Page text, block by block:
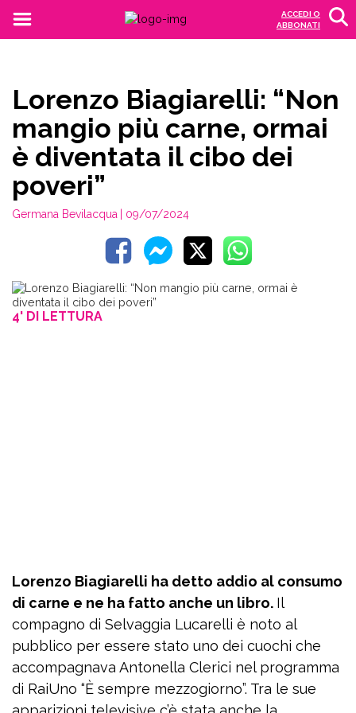
ACCEDI O
ABBONATI
Lorenzo Biagiarelli: “Non
mangio più carne, ormai
è diventata il cibo dei
poveri”
Germana Bevilacqua | 09/07/2024
4' DI LETTURA
Lorenzo Biagiarelli ha detto addio al consumo
di carne e ne ha fatto anche un libro. Il
compagno di Selvaggia Lucarelli è noto al
pubblico per essere stato uno dei cuochi che
accompagnava Antonella Clerici nel programma
di RaiUno “È sempre mezzogiorno”. Tra le sue